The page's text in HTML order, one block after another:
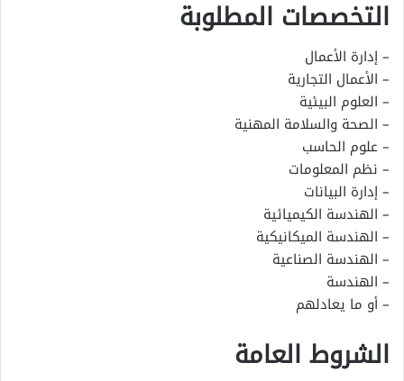
التخصصات المطلوبة
– إدارة الأعمال
– الأعمال التجارية
– العلوم البيئية
– الصحة والسلامة المهنية
– علوم الحاسب
– نظم المعلومات
– إدارة البيانات
– الهندسة الكيميائية
– الهندسة الميكانيكية
– الهندسة الصناعية
– الهندسة
– أو ما يعادلهم
الشروط العامة